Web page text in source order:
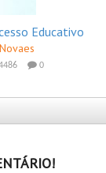
Educativo
0